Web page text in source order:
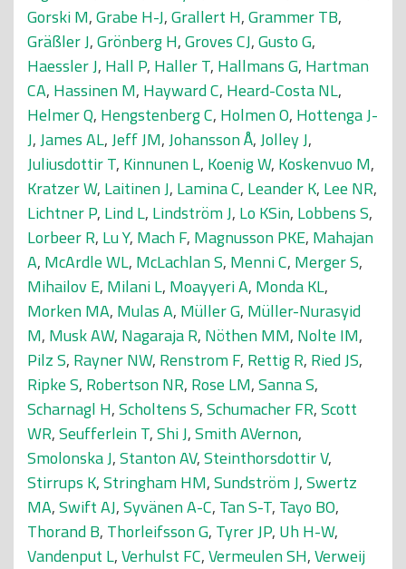
Gorski M,Grabe H-J,Grallert H,Grammer TB,
Gräßler J,Grönberg H,Groves CJ,Gusto G,
Haessler J, Hall P, Haller T, Hallmans G, Hartman
CA, Hassinen M, Hayward C, Heard-Costa NL,
Helmer Q, Hengstenberg C, Holmen O, Hottenga J-
J,James AL,Jeff JM,Johansson Å,Jolley J,
Juliusdottir T, Kinnunen L, Koenig W, Koskenvuo M,
Kratzer W, Laitinen J, Lamina C, Leander K, Lee NR,
Lichtner P, Lind L, Lindström J, Lo KSin, Lobbens S,
Lorbeer R, Lu Y, Mach F, Magnusson PKE, Mahajan
A, McArdle WL, McLachlan S, Menni C, Merger S,
Mihailov E, Milani L, Moayyeri A, Monda KL,
Morken MA, Mulas A, Müller G, Müller-Nurasyid
M, Musk AW, Nagaraja R, Nöthen MM, Nolte IM,
Pilz S, Rayner NW, Renstrom F, Rettig R, Ried JS,
Ripke S, Robertson NR, Rose LM,Sanna S,
Scharnagl H,Scholtens S,Schumacher FR,Scott
WR,Seufferlein T,Shi J,Smith AVernon,
Smolonska J,Stanton AV,Steinthorsdottir V,
Stirrups K,Stringham HM,Sundström J,Swertz
MA,Swift AJ,Syvänen A-C, Tan S-T, Tayo BO,
Thorand B, Thorleifsson G, Tyrer JP, Uh H-W,
Vandenput L,Verhulst FC,Vermeulen SH,Verweij